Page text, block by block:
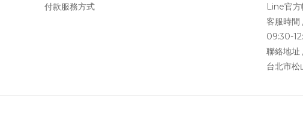
付款服務方式
Line官方
客服時間
09:30-
聯絡地址
台北市